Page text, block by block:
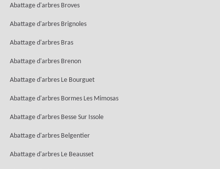
Abattage d'arbres Broves
Abattage d'arbres Brignoles
Abattage d'arbres Bras
Abattage d'arbres Brenon
Abattage d'arbres Le Bourguet
Abattage d'arbres Bormes Les Mimosas
Abattage d'arbres Besse Sur Issole
Abattage d'arbres Belgentier
Abattage d'arbres Le Beausset